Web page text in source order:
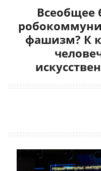
Всеобщее
фашизм? К